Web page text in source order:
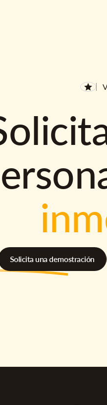
Solicita una demostración